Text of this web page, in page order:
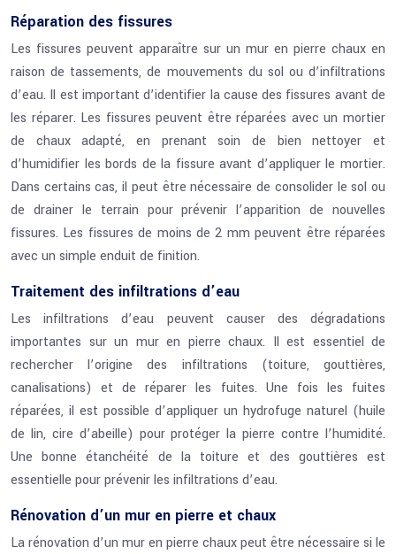
Réparation des fissures
Les fissures peuvent apparaître sur un mur en pierre chaux en
raison de tassements, de mouvements du sol ou d’infiltrations
d’eau. Il est important d’identifier la cause des fissures avant de
les réparer. Les fissures peuvent être réparées avec un mortier
de chaux adapté, en prenant soin de bien nettoyer et
d’humidifier les bords de la fissure avant d’appliquer le mortier.
Dans certains cas, il peut être nécessaire de consolider le sol ou
de drainer le terrain pour prévenir l’apparition de nouvelles
fissures. Les fissures de moins de 2 mm peuvent être réparées
avec un simple enduit de finition.
Traitement des infiltrations d’eau
Les infiltrations d’eau peuvent causer des dégradations
importantes sur un mur en pierre chaux. Il est essentiel de
rechercher l’origine des infiltrations (toiture, gouttières,
canalisations) et de réparer les fuites. Une fois les fuites
réparées, il est possible d’appliquer un hydrofuge naturel (huile
de lin, cire d’abeille) pour protéger la pierre contre l’humidité.
Une bonne étanchéité de la toiture et des gouttières est
essentielle pour prévenir les infiltrations d’eau.
Rénovation d’un mur en pierre et chaux
La rénovation d’un mur en pierre chaux peut être nécessaire si le